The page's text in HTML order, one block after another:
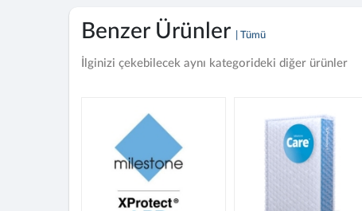
Benzer Ürünler | Tümü
İlginizi çekebilecek aynı kategorideki diğer ürünler